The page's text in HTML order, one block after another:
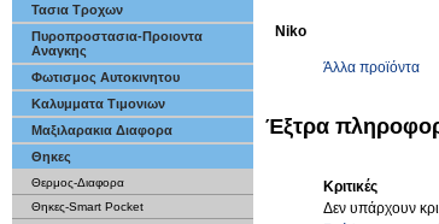
Τασια Τροχων
Πυροπροστασια-Προιοντα
Αναγκης
Φωτισμος Αυτοκινητου
Καλυμματα Τιμονιων
Μαξιλαρακια Διαφορα
Θηκες
Θερμος-Διαφορα
Θηκες-Smart Pocket
Niko
Άλλα προϊόντα
Έξτρα
Κριτικές
Δεν υπάρχουν